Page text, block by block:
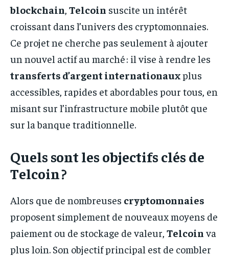
blockchain Telcoin suscite un intérêt
croissant dans l’univers des cryptomonnaies.
Ce projet ne cherche pas seulement à ajouter
un nouvel actif au marché : il vise à rendre les
transferts d’argent internationauxplus
accessibles, rapides et abordables pour tous, en
misant sur l’infrastructure mobile plutôt que
sur la banque traditionnelle.
Quels sont les objectifs clés de
Telcoin ?
Alors que de nombreuses cryptomonnaies
proposent simplement de nouveaux moyens de
paiement ou de stockage de valeur, Telcoin va
plus loin. Son objectif principal est de combler